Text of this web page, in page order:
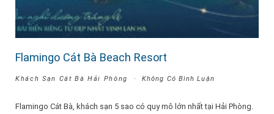
Flamingo Cát Bà Beach Resort
Khách Sạn Cát Bà Hải Phòng Không Có Bình Luận
Flamingo Cát Bà, khách sạn 5 sao có quy mô lớn nhất tại Hải Phòng.